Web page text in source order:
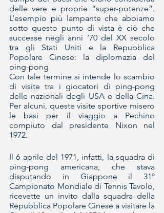
delle vere e proprie “super-potenze”.
L’esempio più lampante che abbiamo
sotto questo punto di vista è ciò che
successe negli anni ’70 del XX secolo
tra gli Stati Uniti e la Repubblica
Popolare Cinese: la diplomazia del
ping-pong
Con tale termine si intende lo scambio
di visite tra i giocatori di ping-pong
delle nazionali degli USA e della Cina.
Per alcuni, queste visite sportive misero
le basi per il viaggio a Pechino
compiuto dal presidente Nixon nel
1972.
Il 6 aprile del 1971, infatti, la squadra di
ping-pong americana, che stava
disputando in Giappone il 31º
Campionato Mondiale di Tennis Tavolo,
ricevette un invito dalla squadra della
Repubblica Popolare Cinese a visitare la